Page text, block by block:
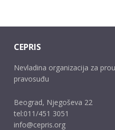
CEPRIS
Nevladina organizacija za
pravosuđu
Beograd, Njegoševa 22
tel:011/451 3051
info@cepris.org